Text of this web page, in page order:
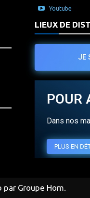
Youtube
LIEUX DE
JE
POUR
Dans nos
PLUS EN
Groupe Hom.